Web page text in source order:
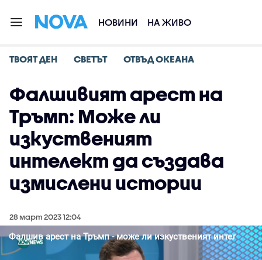
НОВИНИ НА ЖИВО
ТВОЯТ ДЕН СВЕТЪТ ОТВЪД ОКЕАНА
Фалшивият арест на
Тръмп: Може ли
изкуственият
интелект да създава
измислени истории
28 март 2023 12:04